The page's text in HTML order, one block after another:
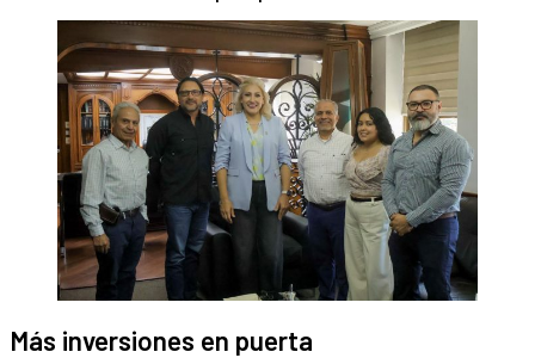
Más inversiones en puerta